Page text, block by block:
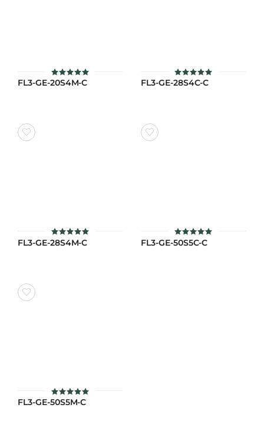
ให้คะแนน
FL3-GE-20S4M-C
ให้คะแนน
FL3-GE-28S4C-C
ให้คะแนน
FL3-GE-28S4M-C
ให้คะแนน
FL3-GE-50S5C-C
ให้คะแนน
FL3-GE-50S5M-C